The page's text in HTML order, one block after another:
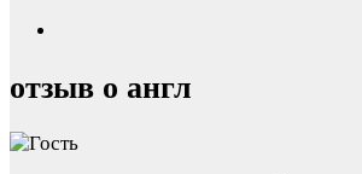
отзыв о англ